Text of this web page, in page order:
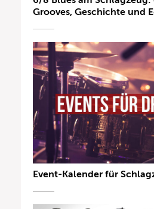
Grooves, Geschichte und
Event-Kalender für